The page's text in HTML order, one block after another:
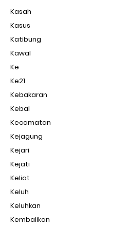
Kasah
Kasus
Katibung
Kawal
Ke
Ke21
Kebakaran
Kebal
Kecamatan
Kejagung
Kejari
Kejati
Keliat
Keluh
Keluhkan
Kembalikan